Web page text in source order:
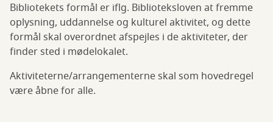
Bibliotekets formål er iflg. Biblioteksloven at fremme
oplysning, uddannelse og kulturel aktivitet, og dette
formål skal overordnet afspejles i de aktiviteter, der
finder sted i mødelokalet.
Aktiviteterne/arrangementerne skal som hovedregel
være åbne for alle.